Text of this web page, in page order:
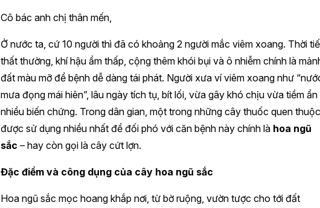
Cô bác anh chị thân mến,
Ở nước ta, cứ 10 người thì đã có khoảng 2 người mắc viêm xoang. Thời
thất thường, khí hậu ẩm thấp, cộng thêm khói bụi và ô nhiễm chính là
đất màu mỡ để bệnh dễ dàng tái phát. Người xưa ví viêm xoang như
mưa đọng mái hiên”, lâu ngày tích tụ, bít lối, vừa gây khó chịu vừa tiềm ẩn
nhiều biến chứng. Trong dân gian, một trong những cây thuốc quen thuộc
được sử dụng nhiều nhất để đối phó với căn bệnh này chính là hoa ngũ
sắc – hay còn gọi là cây cứt lợn.
Đặc điểm và công dụng của cây hoa ngũ sắc
Hoa ngũ sắc mọc hoang khắp nơi, từ bờ ruộng, vườn tược cho tới đất